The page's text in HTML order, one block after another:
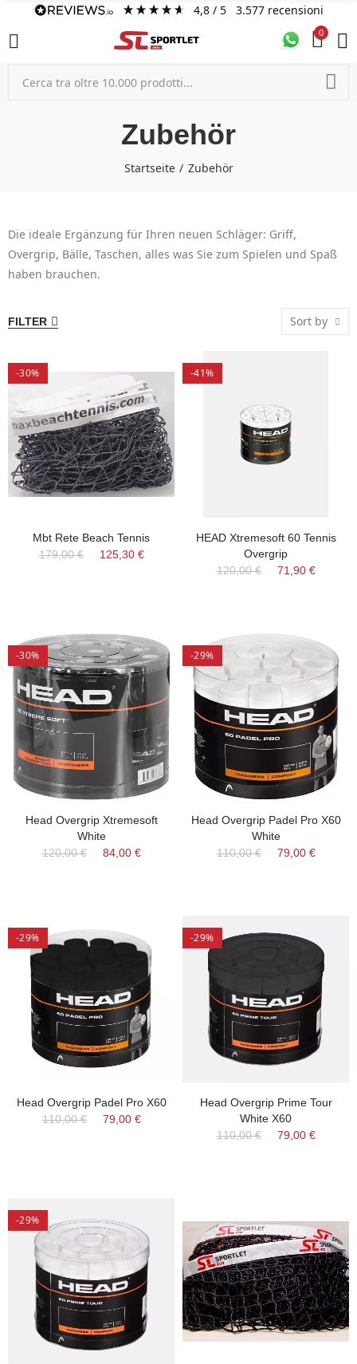
4,8/ 5 3.577 recensioni
0
Zubehör
Startseite Zubehör
Die ideale Ergänzung für Ihren neuen Schläger: Griff,
Overgrip, Bälle, Taschen, alles was Sie zum Spielen und Spaß
haben brauchen.
FILTER Sort by
-30%
Mbt Rete Beach Tennis
179,00 €
125,30 €
-41%
HEAD Xtremesoft 60 Tennis
Overgrip
120,00 €
71,90 €
-30%
Head Overgrip Xtremesoft
White
120,00 €
84,00 €
-29%
Head Overgrip Padel Pro X60
White
110,00 €
79,00 €
-29%
Head Overgrip Padel Pro X60
110,00 €
79,00 €
-29%
Head Overgrip Prime Tour
White X60
110,00 €
79,00 €
-29%